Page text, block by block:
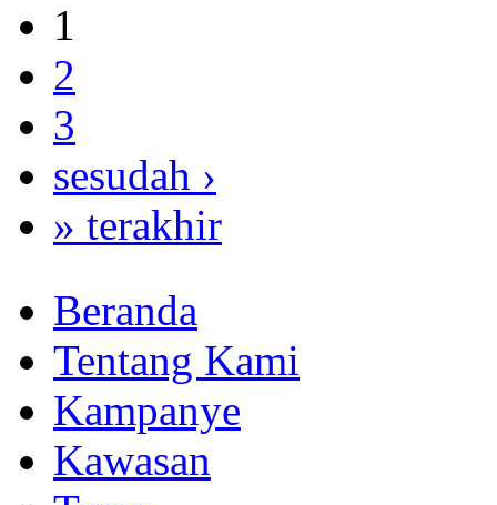
1
2
3
sesudah ›
» terakhir
Beranda
Tentang Kami
Kampanye
Kawasan